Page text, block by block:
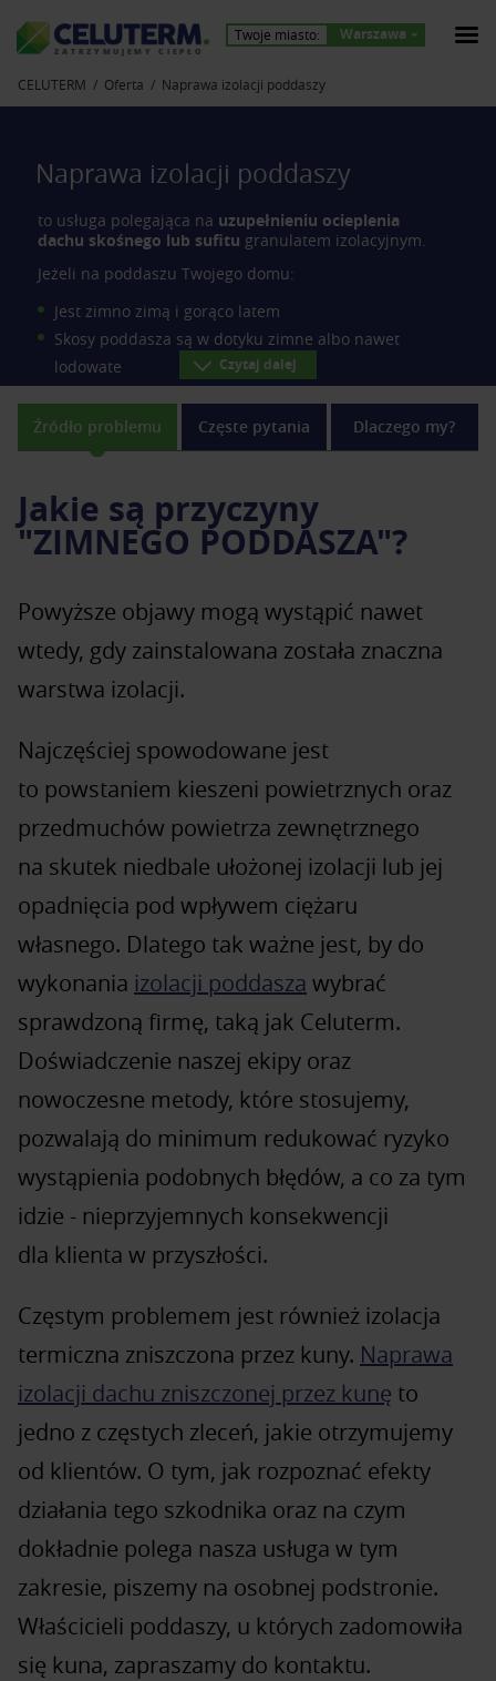
Z A T R Z Y M U J E M Y C I E P Ł O
Twoje miasto: Warszawa
CELUTERM Oferta Naprawa izolacji poddaszy
Naprawa izolacji poddaszy
to usługa polegająca na uzupełnieniu ocieplenia
dachu skośnego lub sufitu granulatem izolacyjnym.
Jeżeli na poddaszu Twojego domu:
Jest zimno zimą i gorąco latem
Skosy poddasza są w dotyku zimne albo nawet
lodowate
Wieje z otworów w gniazdkach elektrycznych
Odczuwasz promieniowanie chłodem
poddasze, a jego izolacja wymaga naprawy.
Czytaj dalej
Źródło problemu Częste pytania Dlaczego my?
Jakie są przyczyny
"ZIMNEGO PODDASZA"?
Powyższe objawy mogą wystąpić nawet
wtedy, gdy zainstalowana została znaczna
warstwa izolacji.
Najczęściej spowodowane jest
to powstaniem kieszeni powietrznych oraz
przedmuchów powietrza zewnętrznego
na skutek niedbale ułożonej izolacji lub jej
opadnięcia pod wpływem ciężaru
własnego. Dlatego tak ważne jest, by do
wykonania izolacji poddasza wybrać
sprawdzoną firmę, taką jak Celuterm.
Doświadczenie naszej ekipy oraz
nowoczesne metody, które stosujemy,
pozwalają do minimum redukować ryzyko
wystąpienia podobnych błędów, a co za tym
idzie - nieprzyjemnych konsekwencji
dla klienta w przyszłości.
Częstym problemem jest również izolacja
termiczna zniszczona przez kuny. Naprawa
izolacji dachu zniszczonej przez kunę to
jedno z częstych zleceń, jakie otrzymujemy
od klientów. O tym, jak rozpoznać efekty
działania tego szkodnika oraz na czym
dokładnie polega nasza usługa w tym
zakresie, piszemy na osobnej podstronie.
Właścicieli poddaszy, u których zadomowiła
się kuna, zapraszamy do kontaktu.